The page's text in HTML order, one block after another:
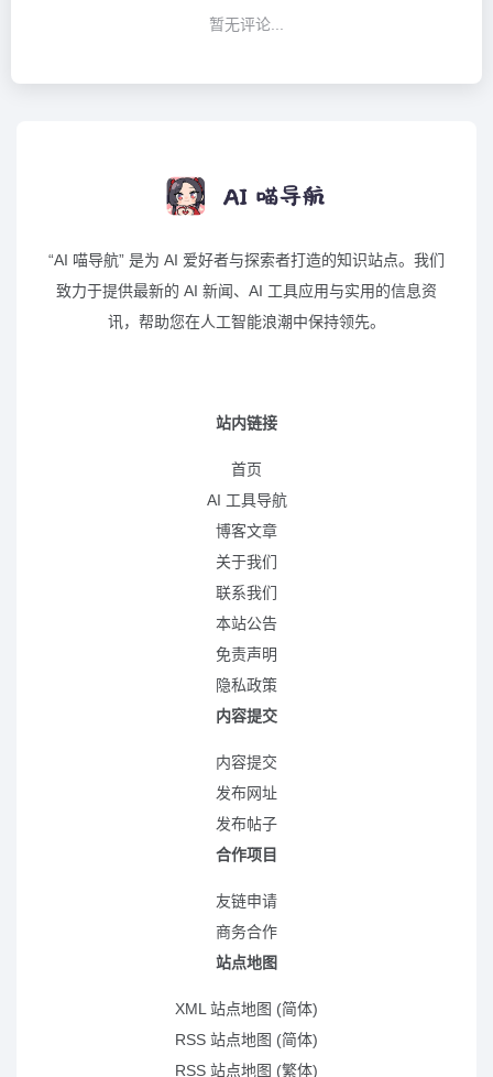
暂无评论...
“AI 喵导航” 是为 AI 爱好者与探索者打造的知识站点。我们
致力于提供最新的 AI 新闻、AI 工具应用与实用的信息资
讯，帮助您在人工智能浪潮中保持领先。
站内链接
首页
AI 工具导航
博客文章
关于我们
联系我们
本站公告
免责声明
隐私政策
内容提交
内容提交
发布网址
发布帖子
合作项目
友链申请
商务合作
站点地图
XML 站点地图 (简体)
RSS 站点地图 (简体)
RSS 站点地图 (繁体)